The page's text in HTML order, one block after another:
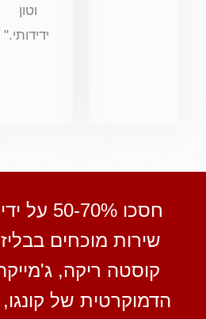
וטון
ידידותי."
חסכו 50-
שירות מוכחים
קוסטה ריקה,
הדמוקרטית של